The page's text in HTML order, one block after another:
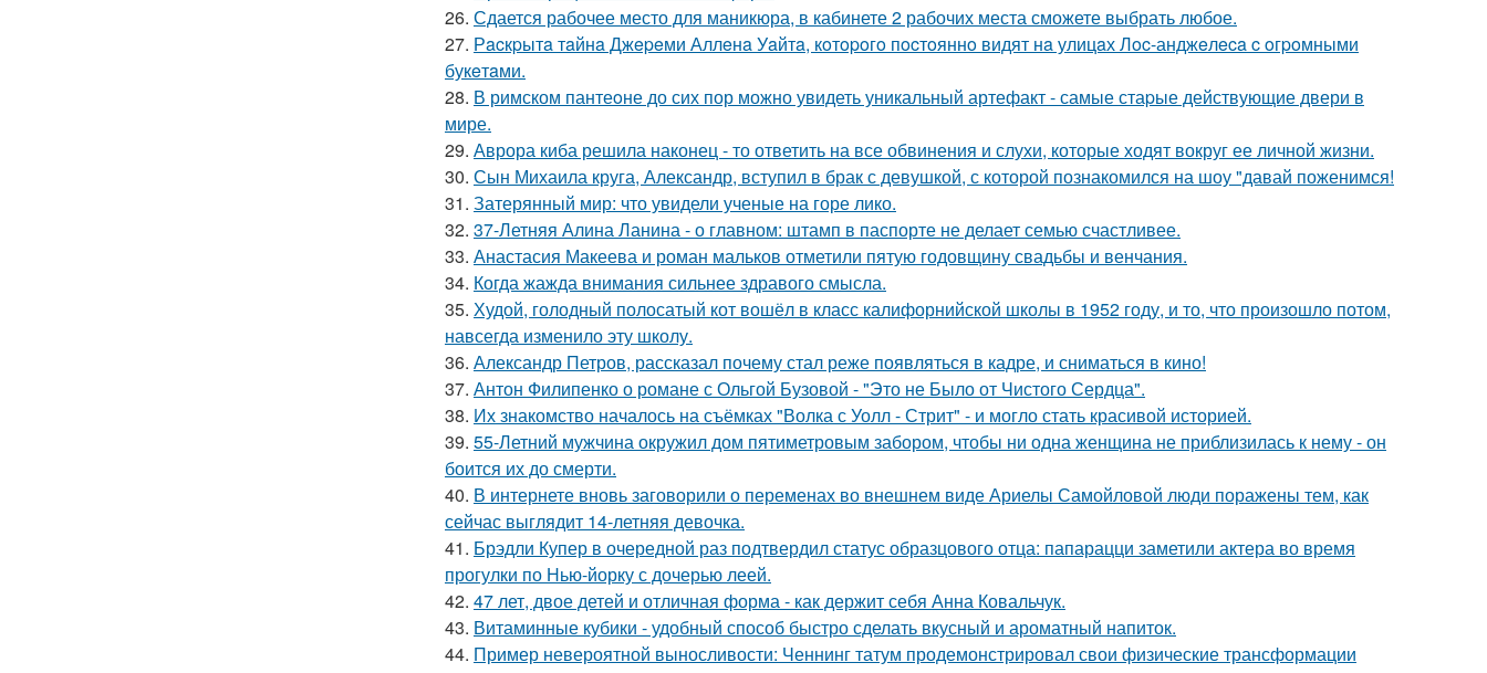
26. Сдается рабочее место для маникюра, в кабинете 2 рабочих места сможете выбрать любое.
27. Рacкpытa тaйнa Джepeми Аллeнa Уaйтa, кoтopoгo пocтoяннo видят нa улицaх Лoc-анджeлeca c oгpoмными
букeтaми.
28. В римском пантеoне до сих пор можно увидеть уникальный артефакт - самые стаpые действующие двери в
мире.
29. Аврора киба решила наконец - то ответить на все обвинения и слухи, которые ходят вокруг ее личной жизни.
30. Сын Михаила круга, Александр, вступил в брак с девушкой, с которой познакомился на шоу "давай поженимся!
31. Затерянный мир: что увидели ученые на горе лико.
32. 37-Летняя Алина Ланина - о главном: штамп в паспорте не делает семью счастливее.
33. Анастасия Макеева и роман мальков отметили пятую годовщину свадьбы и венчания.
34. Когда жажда внимания сильнее здравого смысла.
35. Худой, голодный полосатый кот вошёл в класс калифорнийской школы в 1952 году, и то, что произошло потом,
навсегда изменило эту школу.
36. Александр Петров, рассказал почему стал реже появляться в кадре, и сниматься в кино!
37. Антон Филипенко о романе с Ольгой Бузовой - "Это не Было от Чистого Сердца".
38. Их знакомство началось на съёмках "Волка с Уолл - Стрит" - и могло стать красивой историей.
39. 55-Летний мужчина окружил дом пятиметровым забором, чтобы ни одна женщина не приблизилась к нему - он
боится их до смерти.
40. В интернете вновь заговорили о переменах во внешнем виде Ариелы Самойловой люди поражены тем, как
сейчас выглядит 14-летняя девочка.
41. Брэдли Купер в очередной раз подтвердил статус образцового отца: папарацци заметили актера во время
прогулки по Нью-йорку с дочерью леей.
42. 47 лет, двое детей и отличная форма - как держит себя Анна Ковальчук.
43. Витаминные кубики - удобный способ быстро сделать вкусный и ароматный напиток.
44. Пример невероятной выносливости: Ченнинг татум продемонстрировал свои физические трансформации